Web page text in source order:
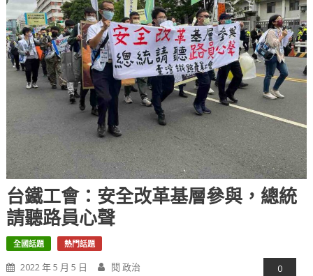
台鐵工會：安全改革基層參與，總統
請聽路員心聲
全國話題 熱門話題
2022 年 5 月 5 日 閱 政治 0